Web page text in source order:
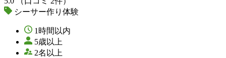
シーサー作り体験
1時間以内
5歳以上
2名以上